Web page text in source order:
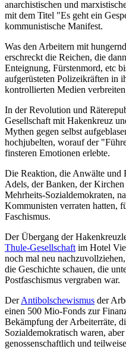
anarchistischen und
mit dem Titel "Es geht ein
kommunistische Manifest.
Was den Arbeitern mit
erschreckt die Reichen, die
Enteignung, Fürstenmord, etc
aufgerüsteten Polizeikräften in
kontrollierten Medien
In der Revolution und
Gesellschaft mit Hakenkreuz
Mythen gegen selbst
hochjubelten, worauf der
finsteren Emotionen erlebte.
Die Reaktion, die Anwälte und
Adels, der Banken, der
Mehrheits-Sozialdemokraten,
Kommunisten verraten hatten,
Faschismus.
Der Übergang der
Thule-Gesellschaft im Hotel
noch mal neu
die Geschichte schauen, die
Postfaschismus vergraben war.
DerAntibolschewismus der
einen 500 Mio-Fonds zur
Bekämpfung der Arbeiterräte,
Sozialdemokratisch waren,
genossenschaftlich und